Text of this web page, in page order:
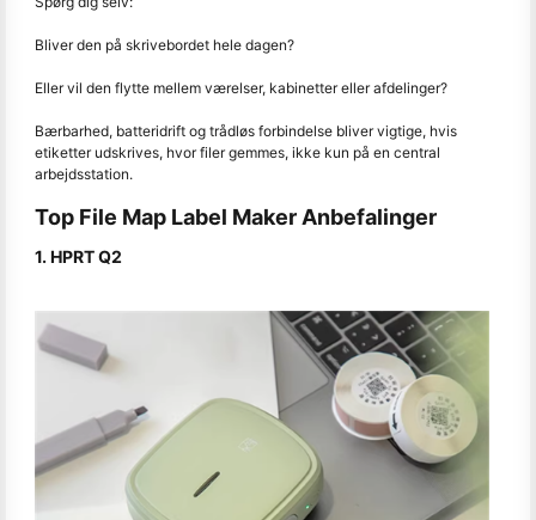
Bliver den på skrivebordet hele dagen?
Eller vil den flytte mellem værelser, kabinetter eller afdelinger?
Bærbarhed, batteridrift og trådløs forbindelse bliver vigtige, hvis
etiketter udskrives, hvor filer gemmes, ikke kun på en central
arbejdsstation.
Top File Map Label Maker Anbefalinger
1. HPRT Q2